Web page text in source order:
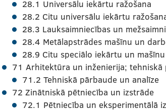
28.1 Universālu iekārtu ražošana
28.2 Citu universālu iekārtu
28.3 Lauksaimniecības un
28.4 Metālapstrādes mašīnu un
28.9 Citu speciālo iekārtu un
71 Arhitektūra un inženierija; tehniskā
71.2 Tehniskā pārbaude un analīze
72 Zinātniskā pētniecība un izstrāde
72.1 Pētniecība un eksperimentālā